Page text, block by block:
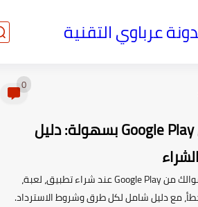
عرباوي التقنية
استرجاع الأموال من Google Play بسهولة: دليل
تعرف على كيفية استرجاع أموالك من Google Play عند شراء تطبيق، لعبة،
مع دليل شامل لكل طرق وشروط الاسترداد.